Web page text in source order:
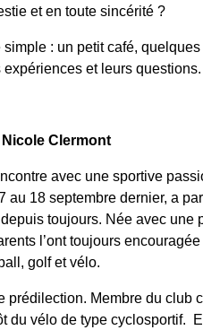
et en toute sincérité ?
: un petit café,
et leurs questions.
Clermont
avec une sportive
au 18 septembre dernier, a
toujours. Née avec une
l’ont toujours
golf et vélo.
prédilection. Membre du club
du vélo de type cyclosportif.